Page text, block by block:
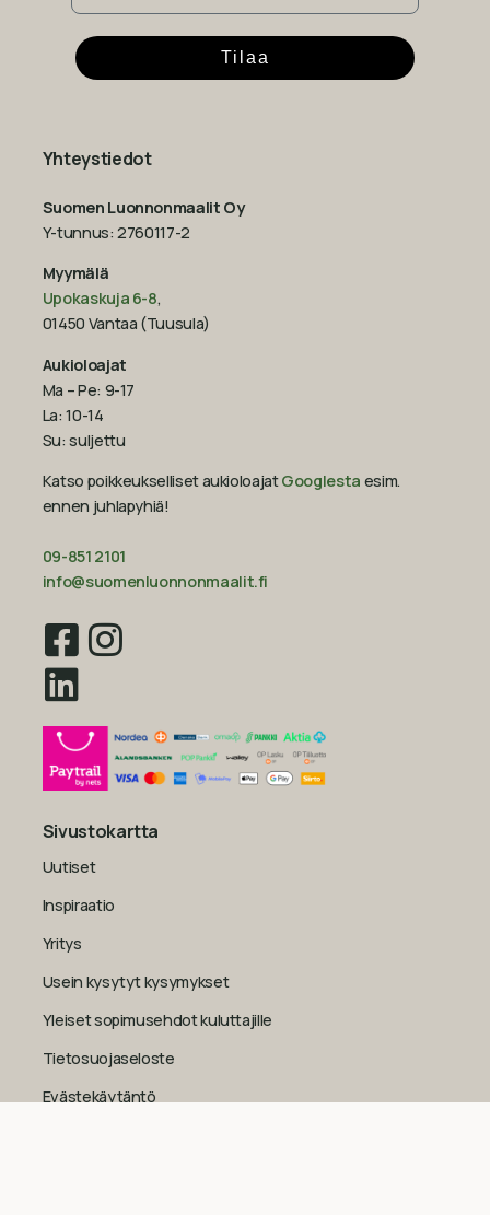
Tilaa
Yhteystiedot
Suomen Luonnonmaalit Oy
Y-tunnus: 2760117-2
Myymälä
Upokaskuja 6-8,
01450 Vantaa (Tuusula)
Aukioloajat
Ma – Pe: 9-17
La: 10-14
Su: suljettu
Katso poikkeukselliset aukioloajatGooglesta esim.
ennen juhlapyhiä!‍
09-851 2101
info@suomenluonnonmaalit.fi
Sivustokartta
Uutiset
Inspiraatio
Yritys
Usein kysytyt kysymykset
Yleiset sopimusehdot kuluttajille
Tietosuojaseloste
Evästekäytäntö